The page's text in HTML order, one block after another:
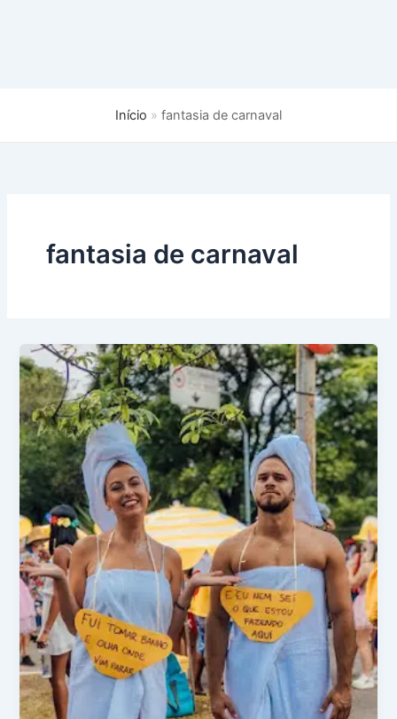
Início fantasia de carnaval
fantasia de carnaval